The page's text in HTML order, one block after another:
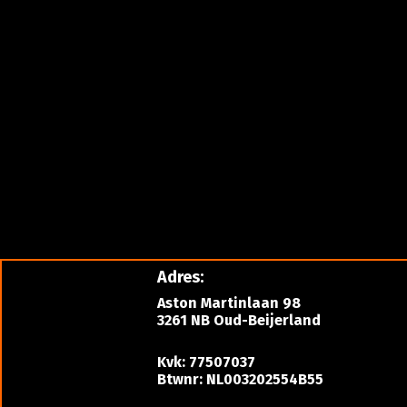
Adres:
Aston Martinlaan 98
3261 NB Oud-Beijerland
Kvk: 77507037
Btwnr: NL003202554B55